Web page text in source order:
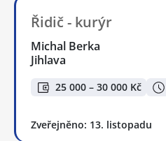
Řidič - kurýr
Michal Berka
Jihlava
25 000 – 30 000 Kč
Zveřejněno: 13. listopadu